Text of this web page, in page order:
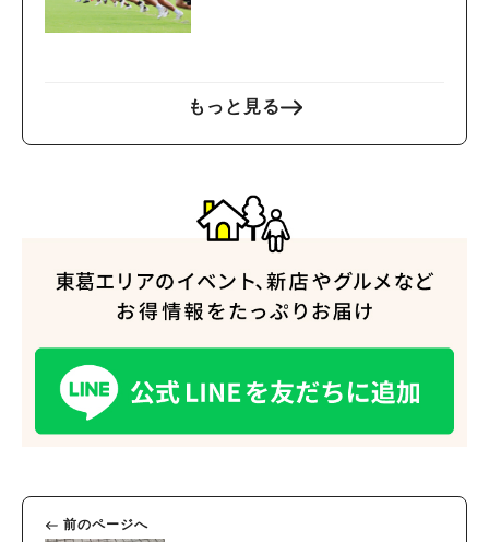
もっと見る
前のページへ